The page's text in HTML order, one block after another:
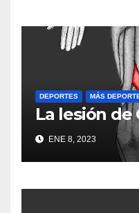
DEPORTES MÁS
La lesión de
ENE 8, 2023